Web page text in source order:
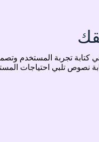
كتابة تجربة المستخدم
نصوص تلبي احتياجات